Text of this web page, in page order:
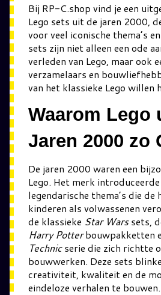
Bij RP-C.shop vind je een
Lego sets uit de jaren 2000,
voor veel iconische thema’s
sets zijn niet alleen een ode
verleden van Lego, maar ook
verzamelaars en
van het klassieke Lego willen
Waarom Lego
Jaren 2000 zo
De jaren 2000 waren een
Lego. Het merk
legendarische thema’s die de
kinderen als volwassenen
de klassieke Star Warssets,
Harry Potterbouwpakketten
Technicserie die zich richtte
bouwwerken. Deze sets
creativiteit, kwaliteit en de
eindeloze verhalen te bouwen.